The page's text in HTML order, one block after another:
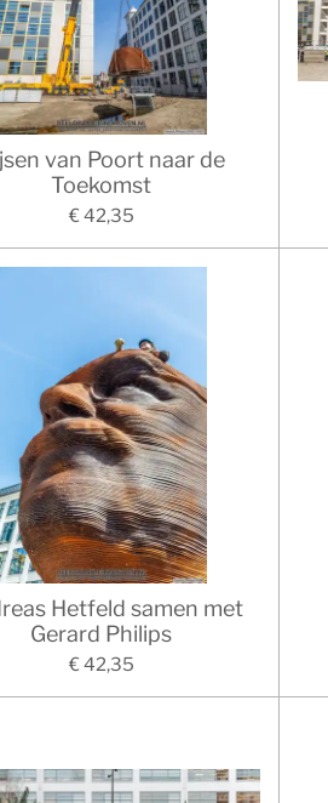
van Poort naar de
Toekomst
€ 42,35
Hetfeld samen met
Gerard Philips
€ 42,35